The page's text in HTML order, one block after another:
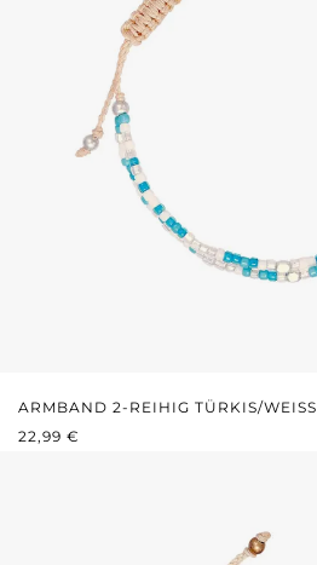
ARMBAND 2-REIHIG TÜRKIS/WEISS
REGULÄRER PREIS:
22,99 €